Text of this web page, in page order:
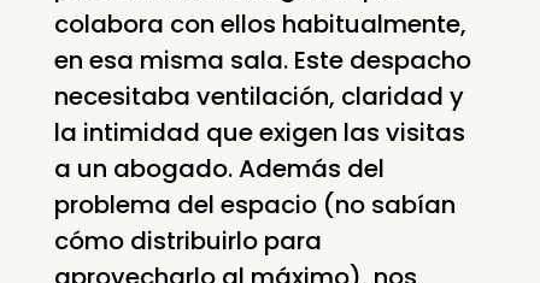
colabora con ellos habitualmente,
en esa misma sala. Este despacho
necesitaba ventilación, claridad y
la intimidad que exigen las visitas
a un abogado. Además del
problema del espacio (no sabían
cómo distribuirlo para